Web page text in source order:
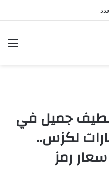
جميل في
لكزس..
رمز